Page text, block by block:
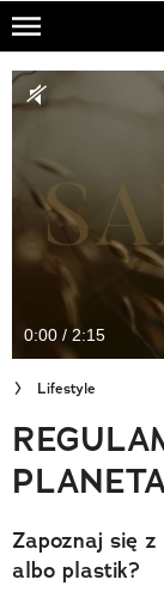
Skip
main
NATIONAL
PODCASTY
Sklep
Newsletter
Cuda Polski
Wielki Konkurs
Trendbook
Polecane
0:00 / 2:15
Lifestyle
Zapoznaj się
albo plastik?